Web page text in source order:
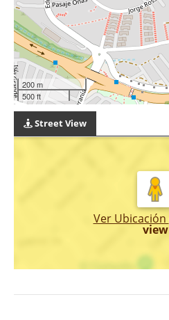
200 m
500 ft
Street View
Ver Ubicación
view